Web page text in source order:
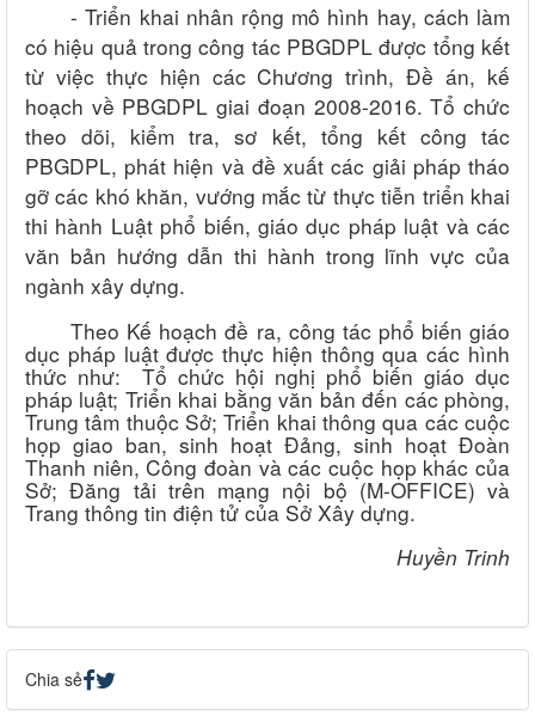
- Triển khai nhân rộng mô hình hay, cách làm
có hiệu quả trong công tác PBGDPL được tổng kết
từ việc thực hiện các Chương trình, Đề án, kế
hoạch về PBGDPL giai đoạn 2008-2016. Tổ chức
theo dõi, kiểm tra, sơ kết, tổng kết công tác
PBGDPL, phát hiện và đề xuất các giải pháp tháo
gỡ các khó khăn, vướng mắc từ thực tiễn triển khai
thi hành Luật phổ biến, giáo dục pháp luật và các
văn bản hướng dẫn thi hành trong lĩnh vực của
ngành xây dựng.
Theo Kế hoạch đề ra, công tác phổ biến giáo
dục pháp luật được thực hiện thông qua các hình
thức như: Tổ chức hội nghị phổ biến giáo dục
pháp luật; Triển khai bằng văn bản đến các phòng,
Trung tâm thuộc Sở; Triển khai thông qua các cuộc
họp giao ban, sinh hoạt Đảng, sinh hoạt Đoàn
Thanh niên, Công đoàn và các cuộc họp khác của
Sở; Đăng tải trên mạng nội bộ (M-OFFICE) và
Trang thông tin điện tử của Sở Xây dựng.
Huyền Trinh
Chia sẻ